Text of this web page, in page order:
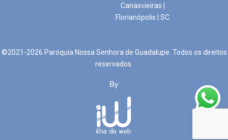
Canasvieiras |
Florianópolis | SC
©2021-2026 Paróquia Nossa Senhora de Guadalupe. Todos os direitos
reservados.
By